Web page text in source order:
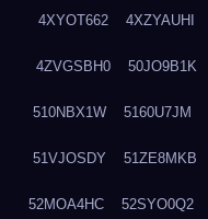
4XYOT662 4XZYAUHI
4ZVGSBH0 50JO9B1K
510NBX1W 5160U7JM
51VJOSDY 51ZE8MKB
52MOA4HC 52SYO0Q2